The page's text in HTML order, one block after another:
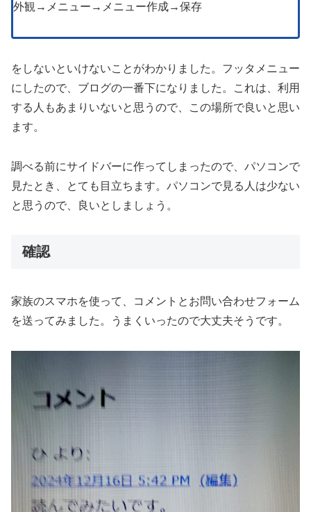
外観→メニュー→メニュー作成→保存
をしないといけないことがわかりました。フッタメニュー
にしたので、ブログの一番下になりました。これは、利用
する人もあまりいないと思うので、この場所で良いと思い
ます。
調べる前にサイドバーに作ってしまったので、パソコンで
見たとき、とても目立ちます。パソコンで見る人は少ない
と思うので、良いとしましょう。
確認
家族のスマホを使って、コメントとお問い合わせフォーム
を送ってみました。うまくいったので大丈夫そうです。